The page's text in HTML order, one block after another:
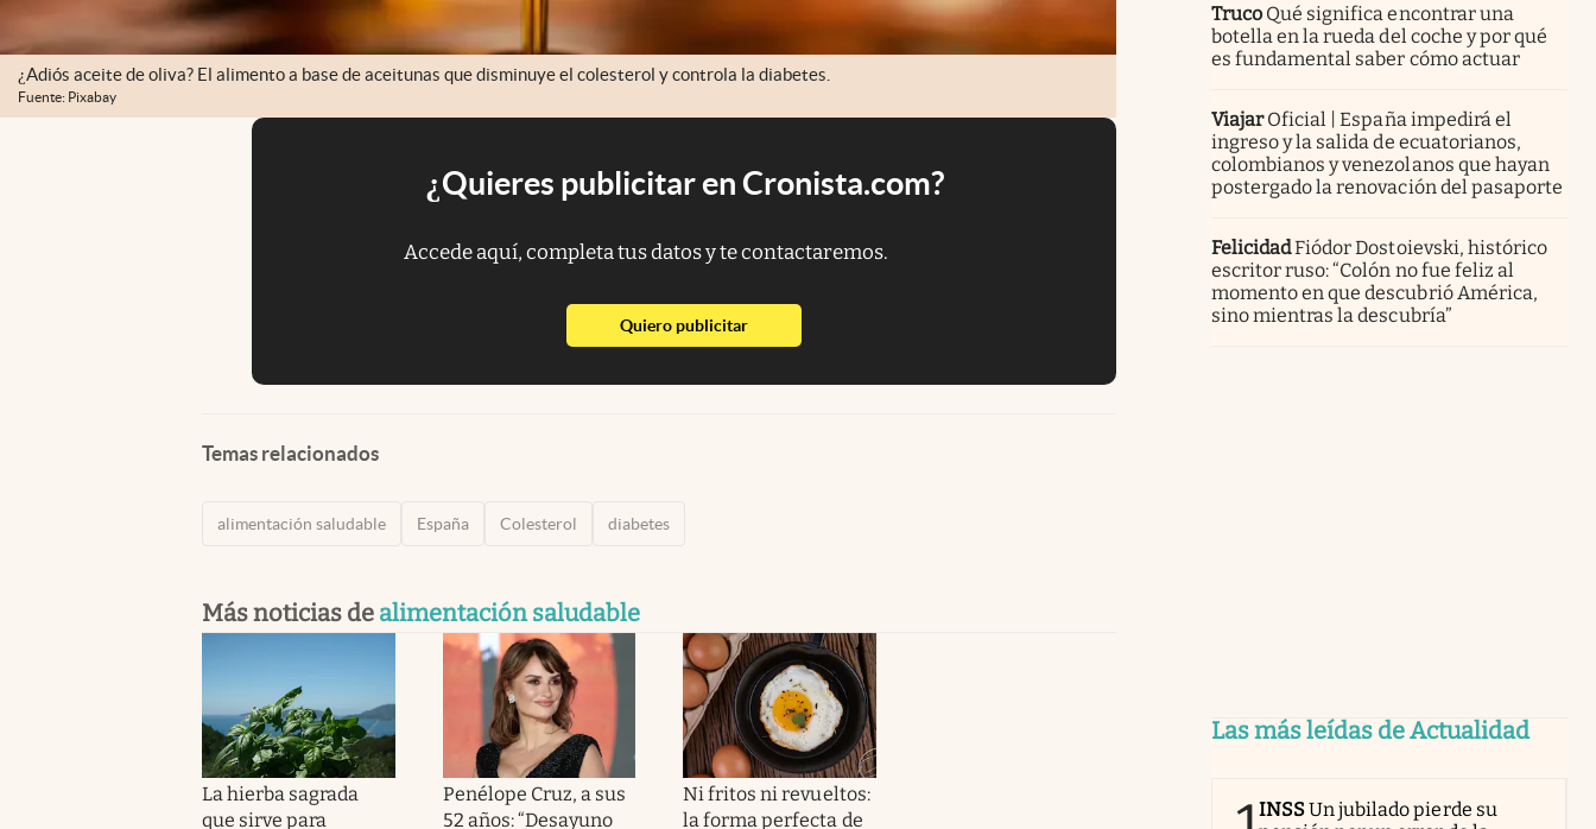
¿Adiós aceite de oliva? El alimento a base de aceitunas que disminuye el colesterol y controla la diabetes.
Fuente: Pixabay
¿Quieres publicitar en Cronista.com?
Accede aquí, completa tus datos y te contactaremos.
Quiero publicitarabre en nueva pestaña
Temas relacionados
alimentación saludable España Colesterol diabetes
Más noticias de alimentación saludable
La hierba sagrada
que sirve para
Penélope Cruz, a sus
52 años: “Desayuno
Ni fritos ni revueltos:
la forma perfecta de
Truco Qué significa encontrar una
botella en la rueda del coche y por qué
es fundamental saber cómo actuar
Viajar Oficial | España impedirá el
ingreso y la salida de ecuatorianos,
colombianos y venezolanos que hayan
postergado la renovación del pasaporte
FelicidadFiódor Dostoievski, histórico
escritor ruso: “Colón no fue feliz al
momento en que descubrió América,
sino mientras la descubría”
Las más leídas de Actualidad
INSSUn jubilado pierde su